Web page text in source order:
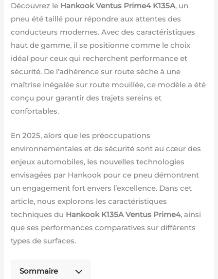
Découvrez le Hankook Ventus Prime4 K135A, un
pneu été taillé pour répondre aux attentes des
conducteurs modernes. Avec des caractéristiques
haut de gamme, il se positionne comme le choix
idéal pour ceux qui recherchent performance et
sécurité. De l’adhérence sur route sèche à une
maîtrise inégalée sur route mouillée, ce modèle a été
conçu pour garantir des trajets sereins et
confortables.
En 2025, alors que les préoccupations
environnementales et de sécurité sont au cœur des
enjeux automobiles, les nouvelles technologies
envisagées par Hankook pour ce pneu démontrent
un engagement fort envers l’excellence. Dans cet
article, nous explorons les caractéristiques
techniques du Hankook K135A Ventus Prime4, ainsi
que ses performances comparatives sur différents
types de surfaces.
Sommaire